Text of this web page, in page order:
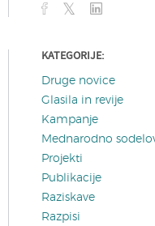
KATEGORIJE:
Druge novice
Glasila in revije
Kampanje
Mednarodno
Projekti
Publikacije
Raziskave
Razpisi